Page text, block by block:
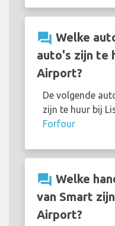
question_answer Welke
auto's zijn te
Airport?
De volgende
zijn te huur bij
Forfour
question_answer Welke
van Smart
Airport?